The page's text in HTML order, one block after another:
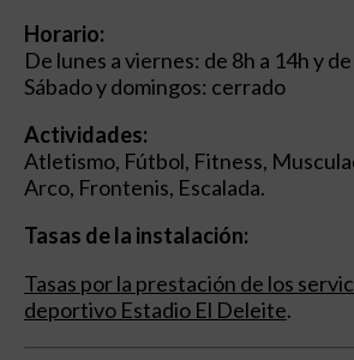
Horario:
De lunes a viernes: de 8h a 14h y
Sábado y domingos: cerrado
Actividades:
Atletismo, Fútbol, Fitness,
Arco, Frontenis, Escalada.
Tasas de la instalación:
Tasas por la prestación de los
deportivo Estadio El Deleite.